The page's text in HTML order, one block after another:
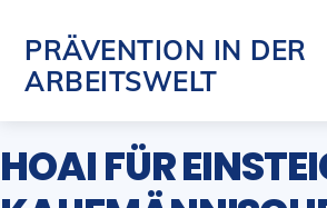
content
PRÄVENTION IN DER
ARBEITSWELT
HOAI FÜR